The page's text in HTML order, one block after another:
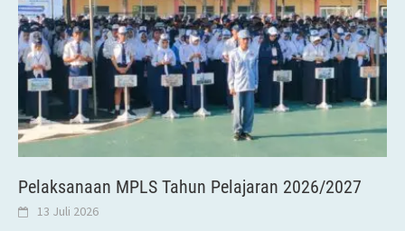
Pelaksanaan MPLS Tahun Pelajaran 2026/2027
13 Juli 2026